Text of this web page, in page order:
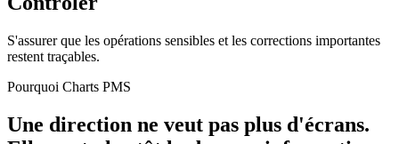
S'assurer que les opérations sensibles et les corrections importantes
restent traçables.
Pourquoi Charts PMS
Une direction ne veut pas plus d'écrans.